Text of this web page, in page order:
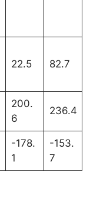
22.5 82.7
200.
6
236.4
-178.
1
-153.
7